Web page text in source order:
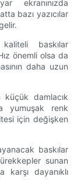
ekranınızda
bazı yazıcılar
baskılar
önemli olsa da
daha uzun
küçük damlacık
yumuşak renk
için değişken
baskılar
sunan
dayanıklı